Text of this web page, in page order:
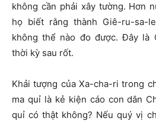
không cần phải xây tường. Hơn
họ biết rằng thành Giê-ru-sa-
không thể nào đo được. Đây là
thời kỳ sau rốt.
Khải tượng của Xa-cha-ri trong
ma quỉ là kẻ kiện cáo con dân
quỉ có thật không? Nếu quý vị